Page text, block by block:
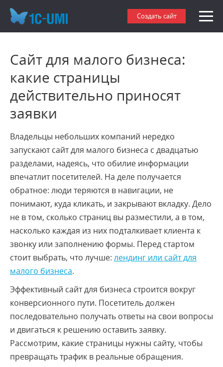
Создать сайт
Сайт для малого бизнеса:
какие страницы
действительно приносят
заявки
Владельцы небольших компаний нередко
запускают сайт для малого бизнеса с двадцатью
разделами, надеясь, что обилие информации
впечатлит посетителей. На деле получается
обратное: люди теряются в навигации, не
понимают, куда кликать, и закрывают вкладку. Дело
не в том, сколько страниц вы разместили, а в том,
насколько каждая из них подталкивает клиента к
звонку или заполнению формы. Перед стартом
стоит выбрать, что лучше: лендинг или сайт для
малого бизнеса.
Эффективный сайт для бизнеса строится вокруг
конверсионного пути. Посетитель должен
последовательно получать ответы на свои вопросы
и двигаться к решению оставить заявку.
Рассмотрим, какие страницы нужны сайту, чтобы
превращать трафик в реальные обращения.